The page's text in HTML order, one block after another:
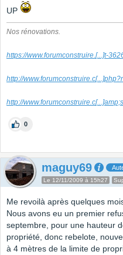
UP
Nos rénovations.
https://www.forumconstruire.[...]t-
http://www.forumconstruire.c[...]
http://www.forumconstruire.c[...]
0
maguy69
Le 12/11/2009 à 15h27
Me revoilà après quelques
Nous avons eu un premier
septembre, pour une hauteur
propriété, donc rebelote,
à 4 mètres de la limite de